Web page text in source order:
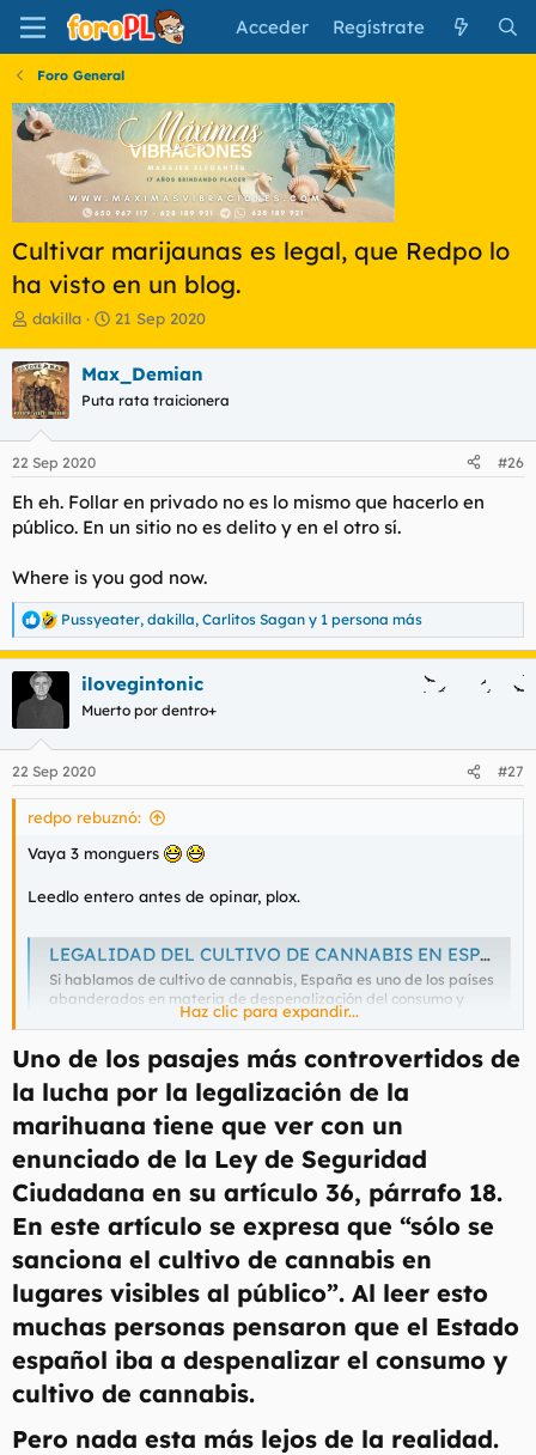
Acceder Regístrate
Foro General
Cultivar marijaunas es legal, que Redpo lo
ha visto en un blog.
I
i
c
i
a
d
o
d
e
t
m
a
dakilla
F
h
a
e
i
c
o
21 Sep 2020
Max_Demian
Puta rata traicionera
22 Sep 2020 #26
Eh eh. Follar en privado no es lo mismo que hacerlo en
público. En un sitio no es delito y en el otro sí.
Where is you god now.
R
e
a
c
e
s
Pussyeater, dakilla, Carlitos Sagan y 1 persona más
ilovegintonic
Muerto por dentro+
22 Sep 2020 #27
redpo rebuznó:
Vaya 3 monguers
Leedlo entero antes de opinar, plox.
LEGALIDAD DEL CULTIVO DE CANNABIS EN ESPAÑA
Si hablamos de cultivo de cannabis, España es uno de los países
abanderados en materia de despenalización del consumo y
cultivo de la marihuana.Haz clic para expandir...
Uno de los pasajes más controvertidos de
la lucha por la legalización de la
marihuana tiene que ver con un
enunciado de la Ley de Seguridad
Ciudadana en su artículo 36, párrafo 18.
En este artículo se expresa que “sólo se
sanciona el cultivo de cannabis en
lugares visibles al público”. Al leer esto
muchas personas pensaron que el Estado
español iba a despenalizar el consumo y
cultivo de cannabis.​
Pero nada esta más lejos de la realidad.